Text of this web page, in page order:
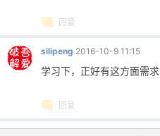
回复
silipeng 2016-10-9 11:15
学习下，正好有这方面需求
回复